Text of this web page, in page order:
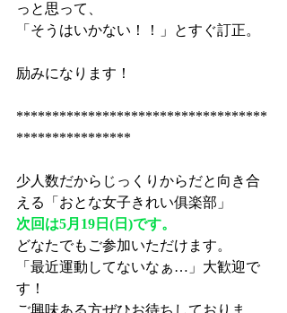
っと思って、
「そうはいかない！！」とすぐ訂正。
励みになります！
***********************************
****************
少人数だからじっくりからだと向き合
える「おとな女子きれい俱楽部」
次回は5月19日(日)です。
どなたでもご参加いただけます。
「最近運動してないなぁ…」大歓迎で
す！